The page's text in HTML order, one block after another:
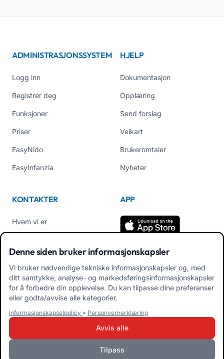
ADMINISTRASJONSSYSTEM
Logg inn
Registrer deg
Funksjoner
Priser
EasyNido
EasyInfanzia
HJELP
Dokumentasjon
Opplæring
Send forslag
Veikart
Brukeromtaler
Nyheter
KONTAKTER
Hvem vi er
Tel +39 02 84152514
APP
Last ned APK App for
familier
pedagoger
Denne siden bruker informasjonskapsler
Vi bruker nødvendige tekniske informasjonskapsler og, med
ditt samtykke, analyse- og markedsføringsinformasjonskapsler
for å forbedre din opplevelse. Du kan tilpasse dine preferanser
eller godta/avvise alle kategorier.
Informasjonskapselpolicy • Personvernerklæring
Avvis alle
Tilpass